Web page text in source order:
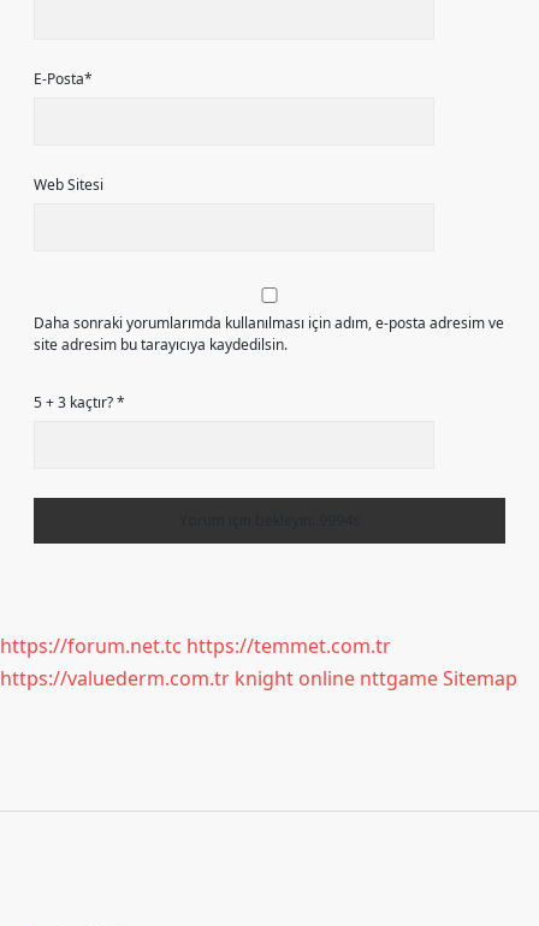
E-Posta*
Web Sitesi
Daha sonraki yorumlarımda kullanılması için adım, e-posta adresim ve
site adresim bu tarayıcıya kaydedilsin.
5 + 3 kaçtır?*
https://forum.net.tc https://temmet.com.tr
https://valuederm.com.tr knight online nttgameSitemap